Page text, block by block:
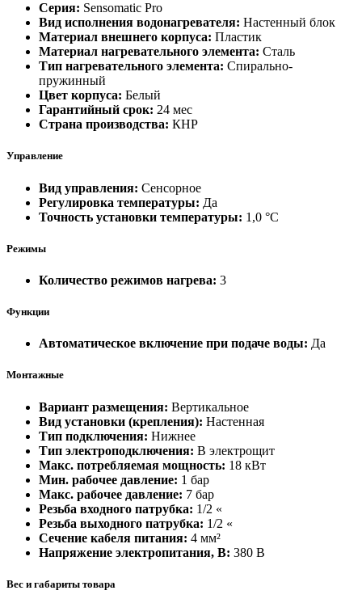
Серия: Sensomatic Pro
Вид исполнения водонагревателя: Настенный блок
Материал внешнего корпуса: Пластик
Материал нагревательного элемента: Сталь
Тип нагревательного элемента: Спирально-
пружинный
Цвет корпуса: Белый
Гарантийный срок: 24 мес
Страна производства: КНР
Управление
Вид управления: Сенсорное
Регулировка температуры: Да
Точность установки температуры: 1,0 °С
Режимы
Количество режимов нагрева: 3
Функции
Автоматическое включение при подаче воды: Да
Монтажные
Вариант размещения: Вертикальное
Вид установки (крепления): Настенная
Тип подключения: Нижнее
Тип электроподключения: В электрощит
Макс. потребляемая мощность: 18 кВт
Мин. рабочее давление: 1 бар
Макс. рабочее давление: 7 бар
Резьба входного патрубка: 1/2 «
Резьба выходного патрубка: 1/2 «
Сечение кабеля питания: 4 мм²
Напряжение электропитания, В: 380 В
Вес и габариты товара